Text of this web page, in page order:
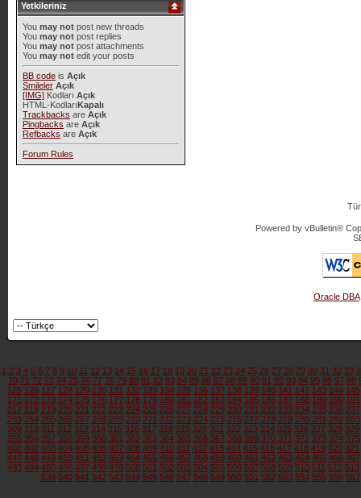
Yetkileriniz
You may notpost new threads
You may notpost replies
You may notpost attachments
You may notedit your posts
BB codeis Açık
Smileler Açık
[IMG]Kodları Açık
HTML-KodlarıKapalı
Trackbacks are Açık
Pingbacks are Açık
Refbacks are Açık
Forum Rules
Powered by vBulletin®
Oracle DBA
1 2 3 4 5 6 7 8 9 10 11 12 13 14 15 16 17 18 19 20 21 22 23 24 25 26 27 28 29 30 31 32 33
70 71 72 73 74 75 76 77 78 79 80 81 82 83 84 85 86 87 88 89 90 91 92 93 94 95 96 97 98
125 126 127 128 129 130 131 132 133 134 135 136 137 138 139 140 141 142 143 144 145
171 172 173 174 175 176 177 178 179 180 181 182 183 184 185 186 187 188 189 190 191
217 218 219 220 221 222 223 224 225 226 227 228 229 230 231 232 233 234 235 236 237
263 264 265 266 267 268 269 270 271 272 273 274 275 276 277 278 279 280 281 282 283
309 310 311 312 313 314 315 316 317 318 319 320 321 322 323 324 325 326 327 328 329
355 356 357 358 359 360 361 362 363 364 365 366 367 368 369 370 371 372 373 374 375
401 402 403 404 405 406 407 408 409 410 411 412 413 414 415 416 417 418 419 420 421
447 448 449 450 451 452 453 454 455 456 457 458 459 460 461 462 463 464 465 466 467
493 494 495 496 497 498 499 500 501 502 503 504 505 506 507 508 509 510 511 512 513
539 540 541 542 543 544 545 546 547 548 549 550 551 552 553 554 555 556 557